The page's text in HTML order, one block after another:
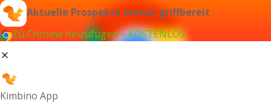
Aktuelle Prospekte immer griffbereit
Zu Chrome hinzufügen – KOSTENLOS
Kimbino App